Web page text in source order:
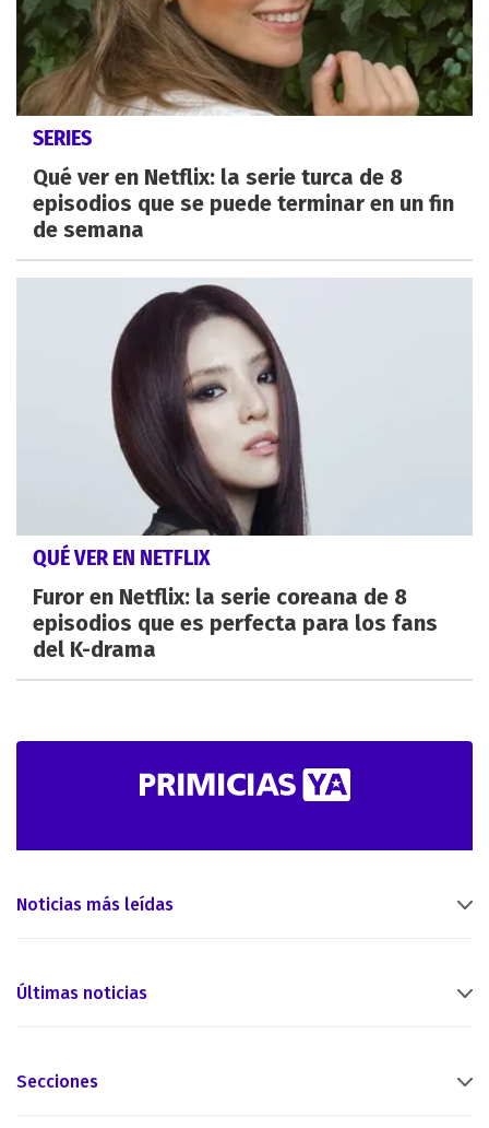
SERIES
Qué ver en Netflix: la serie turca de 8
episodios que se puede terminar en un fin
de semana
QUÉ VER EN NETFLIX
Furor en Netflix: la serie coreana de 8
episodios que es perfecta para los fans
del K-drama
Noticias más leídas
Últimas noticias
Secciones